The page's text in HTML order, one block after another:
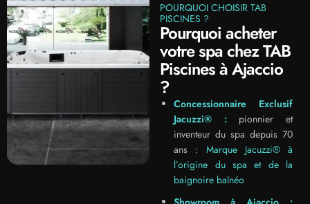
POURQUOI CHOISIR TAB
PISCINES ?
Pourquoi acheter
votre spa chez TAB
Piscines à Ajaccio
?
Concessionnaire Exclusif
Jacuzzi® :pionnier et
inventeur du spa depuis 70
ans : Marque Jacuzzi® à
l’origine du spa et de la
baignoire balnéo